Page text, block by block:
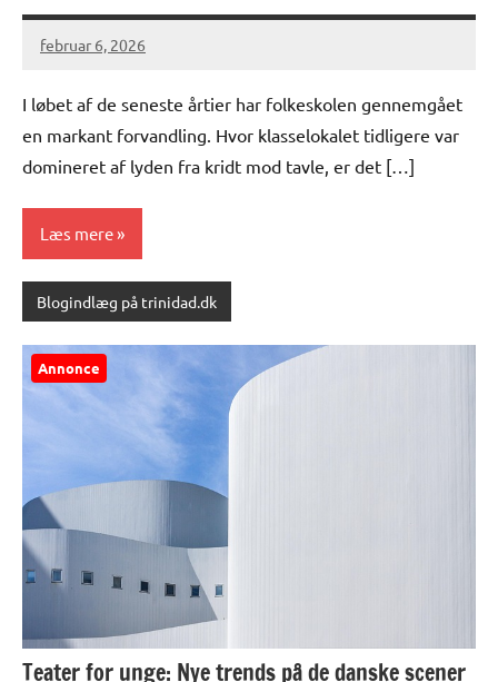
februar 6, 2026
I løbet af de seneste årtier har folkeskolen gennemgået
en markant forvandling. Hvor klasselokalet tidligere var
domineret af lyden fra kridt mod tavle, er det […]
Læs mere
Blogindlæg på trinidad.dk
Annonce
Teater for unge: Nye trends på de danske scener